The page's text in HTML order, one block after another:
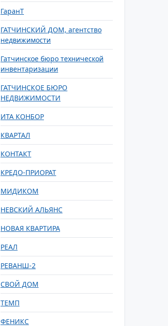
ГаранТ
ГАТЧИНСКИЙ ДОМ, агентство
недвижимости
Гатчинское бюро технической
инвентаризации
ГАТЧИНСКОЕ БЮРО
НЕДВИЖИМОСТИ
ИТА КОНБОР
КВАРТАЛ
КОНТАКТ
КРЕДО-ПРИОРАТ
МИДИКОМ
НЕВСКИЙ АЛЬЯНС
НОВАЯ КВАРТИРА
РЕАЛ
РЕВАНШ-2
СВОЙ ДОМ
ТЕМП
ФЕНИКС